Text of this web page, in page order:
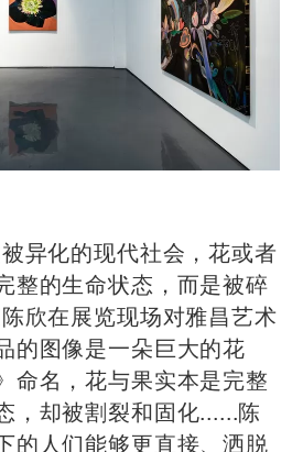
化的现代社会，花或者
整的生命状态，而是被碎
欣在展览现场对雅昌艺术
的图像是一朵巨大的花
命名，花与果实本是完整
，却被割裂和固化......陈
的人们能够更直接、洒脱